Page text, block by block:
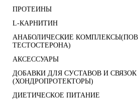
ПРОТЕИНЫ
L-КАРНИТИН
АНАБОЛИЧЕСКИЕ
ТЕСТОСТЕРОНА)
АКСЕССУАРЫ
ДОБАВКИ ДЛЯ СУСТАВОВ И СВЯЗОК
(ХОНДРОПРОТЕКТОРЫ)
ДИЕТИЧЕСКОЕ ПИТАНИЕ